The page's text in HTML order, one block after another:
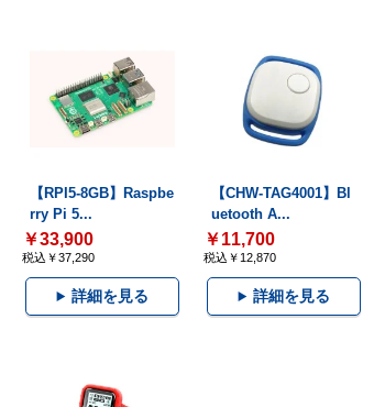
【RPI5-8GB】Raspbe
rry Pi 5...
￥33,900
税込￥37,290
詳細を見る
【CHW-TAG4001】Bl
uetooth A...
￥11,700
税込￥12,870
詳細を見る